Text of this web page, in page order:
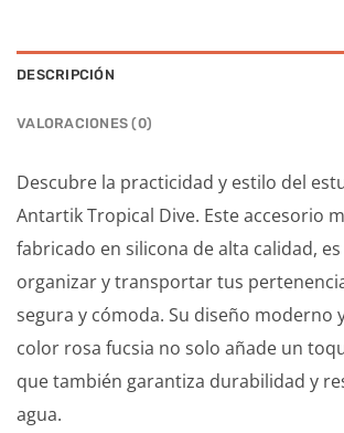
DESCRIPCIÓN
VALORACIONES (0)
Descubre la practicidad y estilo del
Antartik Tropical Dive. Este accesorio
fabricado en silicona de alta calidad,
organizar y transportar tus
segura y cómoda. Su diseño moderno
color rosa fucsia no solo añade un
que también garantiza durabilidad y
agua.